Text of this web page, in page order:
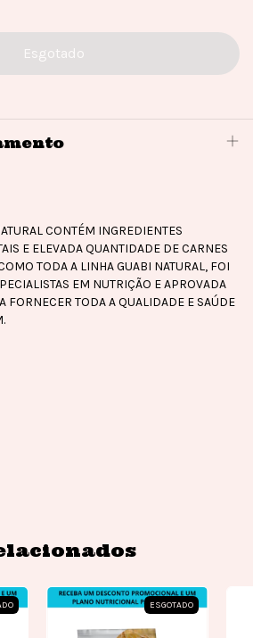
CONTÉM INGREDIENTES
E ELEVADA QUANTIDADE DE CARNES
TODA A LINHA GUABI NATURAL, FOI
EM NUTRIÇÃO E APROVADA
FORNECER TODA A QUALIDADE E SAÚDE
ESGOTADO